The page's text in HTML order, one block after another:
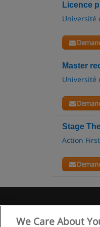
Licence
Université
Master
Université
Stage
Action
We Care About